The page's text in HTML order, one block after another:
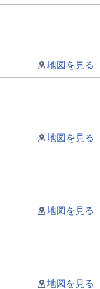
地図を見る
地図を見る
地図を見る
地図を見る